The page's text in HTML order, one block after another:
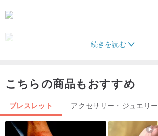
素材：ステンレス
続きを読む
こちらの商品もおすすめ
ブレスレット アクセサリー・ジュエリー